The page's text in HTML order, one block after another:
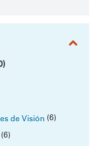
de Visión (6)
(6)